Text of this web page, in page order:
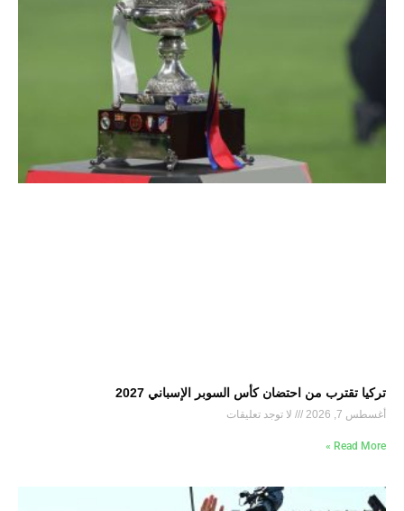
تركيا تقترب من احتضان كأس السوبر الإسباني 2027
أغسطس 7, 2026 لا توجد تعليقات
Read More »